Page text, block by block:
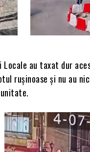
au taxat dur
rușinoase și nu au